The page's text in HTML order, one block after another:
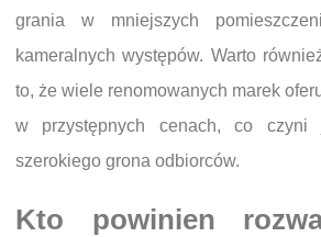
grania w mniejszych
kameralnych występów. Warto
to, że wiele renomowanych marek
w przystępnych cenach, co czyni
szerokiego grona odbiorców.
Kto powinien